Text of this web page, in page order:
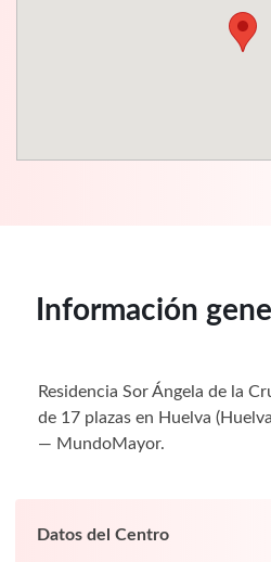
Información
Residencia Sor Ángela de la
de 17 plazas en Huelva
— MundoMayor.
Datos del Centro